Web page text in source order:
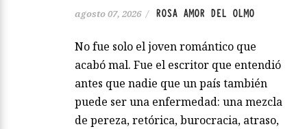
agosto 07, 2026 / ROSA AMOR DEL OLMO
No fue solo el joven romántico que
acabó mal. Fue el escritor que entendió
antes que nadie que un país también
puede ser una enfermedad: una mezcla
de pereza, retórica, burocracia, atraso,